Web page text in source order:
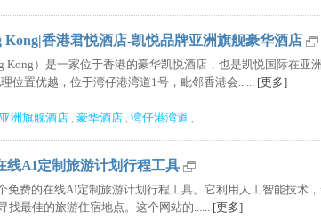
Kong|香港君悦酒店-凯悦品牌亚洲旗舰豪华酒店
Kong）是一家位于香港的豪华凯悦酒店，也是凯悦国际在亚
位置优越，位于湾仔港湾道1号，毗邻香港会...... [更多]
亚洲旗舰酒店 , 豪华酒店 , 湾仔港湾道 ,
线AI定制旅游计划行程工具
免费的在线AI定制旅游计划行程工具。它利用人工智能技术
找最佳的旅游住宿地点。这个网站的...... [更多]
HowiTravel|